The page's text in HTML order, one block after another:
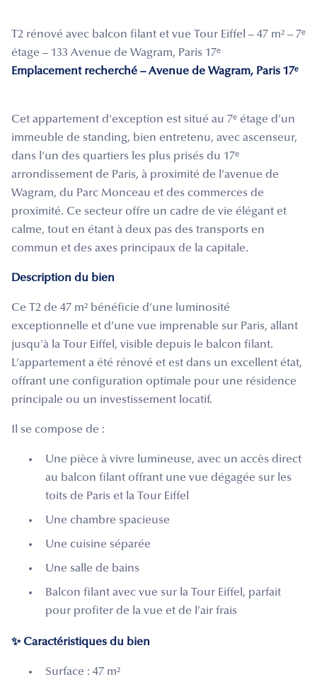
T2 rénové avec balcon filant et vue Tour Eiffel – 47 m² – 7ᵉ
étage – 133 Avenue de Wagram, Paris 17ᵉ
Emplacement recherché – Avenue de Wagram, Paris 17ᵉ
Cet appartement d'exception est situé au 7ᵉ étage d’un
immeuble de standing, bien entretenu, avec ascenseur,
dans l’un des quartiers les plus prisés du 17ᵉ
arrondissement de Paris, à proximité de l’avenue de
Wagram, du Parc Monceau et des commerces de
proximité. Ce secteur offre un cadre de vie élégant et
calme, tout en étant à deux pas des transports en
commun et des axes principaux de la capitale.
Description du bien
Ce T2 de 47 m² bénéficie d’une luminosité
exceptionnelle et d’une vue imprenable sur Paris, allant
jusqu'à la Tour Eiffel, visible depuis le balcon filant.
L’appartement a été rénové et est dans un excellent état,
offrant une configuration optimale pour une résidence
principale ou un investissement locatif.
Il se compose de :
Une pièce à vivre lumineuse, avec un accès direct
au balcon filant offrant une vue dégagée sur les
toits de Paris et la Tour Eiffel
Une chambre spacieuse
Une cuisine séparée
Une salle de bains
Balcon filant avec vue sur la Tour Eiffel, parfait
pour profiter de la vue et de l’air frais
✨ Caractéristiques du bien
Surface : 47 m²